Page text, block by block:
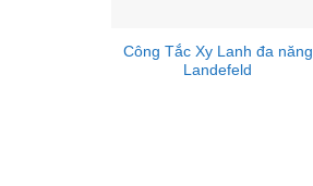
Công Tắc Xy Lanh đa năng
Landefeld